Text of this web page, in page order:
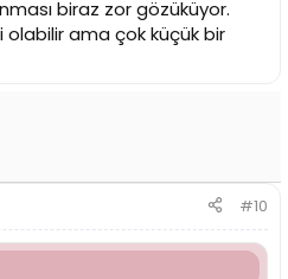
biraz zor gözüküyor.
olabilir ama çok küçük bir
#10